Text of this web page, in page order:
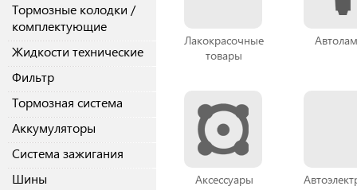
Тормозные колодки /
комплектующие
Жидкости технические
Фильтр
Тормозная система
Аккумуляторы
Система зажигания
Шины
Лакокрасочные
товары
Аксессуары